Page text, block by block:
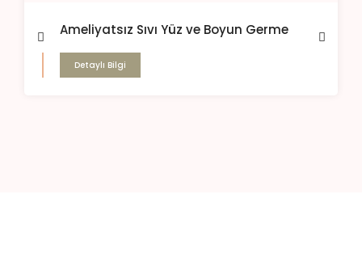
Ameliyatsız Sıvı Yüz ve Boyun Germe
Detaylı Bilgi